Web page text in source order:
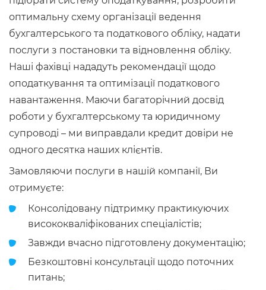
оптимальну схему організації ведення
бухгалтерського та податкового обліку, надати
послуги з постановки та відновлення обліку.
Наші фахівці нададуть рекомендації щодо
оподаткування та оптимізації податкового
навантаження. Маючи багаторічний досвід
роботи у бухгалтерському та юридичному
супроводі – ми виправдали кредит довіри не
одного десятка наших клієнтів.
Замовляючи послуги в нашій компанії, Ви
отримуєте:
Консолідовану підтримку практикуючих
висококваліфікованих спеціалістів;
Завжди вчасно підготовлену документацію;
Безкоштовні консультації щодо поточних
питань;